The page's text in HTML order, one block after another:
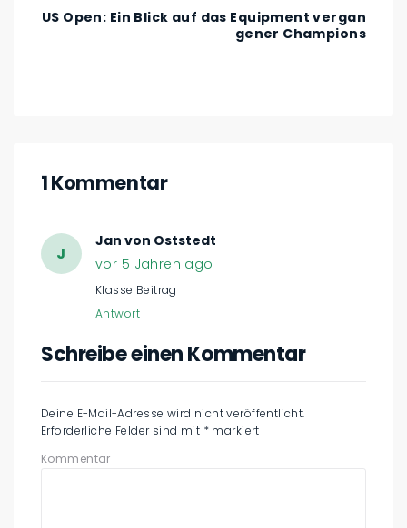
US Open: Ein Blick auf das Equipment vergan
gener Champions
1 Kommentar
J
Jan von Oststedt
vor 5 Jahren ago
Klasse Beitrag
Antwort
Schreibe einen Kommentar
Deine E-Mail-Adresse wird nicht veröffentlicht.
Erforderliche Felder sind mit * markiert
Kommentar